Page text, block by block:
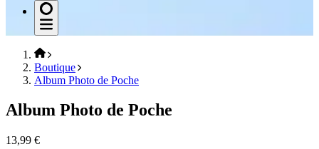
Boutique
Album Photo de Poche
Album Photo de Poche
13,99 €